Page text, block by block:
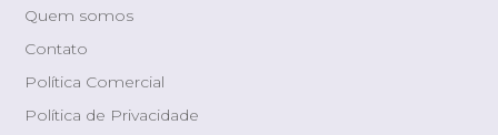
Quem somos
Contato
Política Comercial
Política de Privacidade